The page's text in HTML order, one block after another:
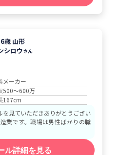
歳 山形
シロウさん
メーカー
500～600万
167cm
を見ていただきありがとうござい
ル詳細を見る